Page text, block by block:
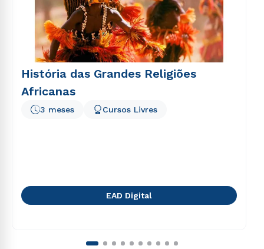
História das Grandes Religiões
Africanas
3 meses Cursos Livres
EAD Digital